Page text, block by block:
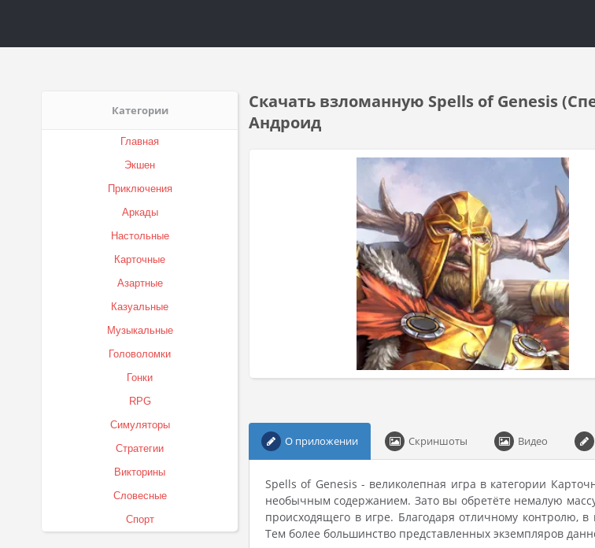
Категории
Главная
Экшен
Приключения
Аркады
Настольные
Карточные
Азартные
Казуальные
Музыкальные
Головоломки
Гонки
RPG
Симуляторы
Стратегии
Викторины
Словесные
Спорт
Скачать взломанную Spells of Genesis
Андроид
О приложении Скриншоты Видео
Spells of Genesis - великолепная игра в категории
необычным содержанием. Зато вы обретёте немалую
происходящего в игре. Благодаря отличному контролю,
Тем более большинство представленных экземпляров